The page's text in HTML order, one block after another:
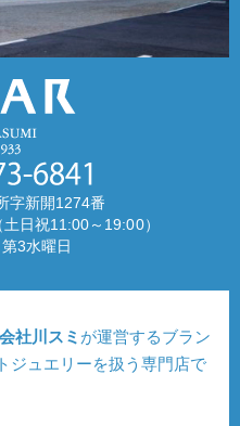
字新開1274番
日祝11:00～19:00）
3水曜日
社川スミ が運営するブラン
ジュエリーを扱う専門店で